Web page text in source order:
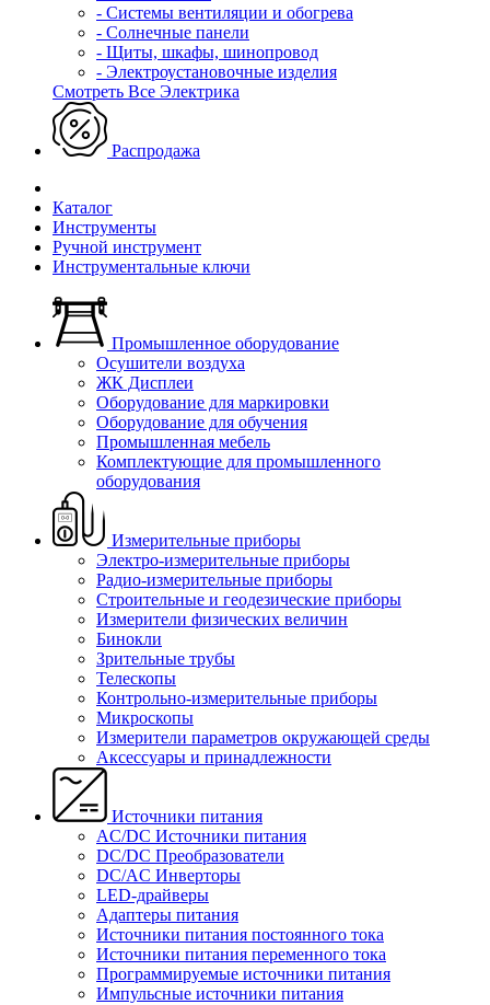
- Системы вентиляции и обогрева
- Солнечные панели
- Щиты, шкафы, шинопровод
- Электроустановочные изделия
Смотреть Все Электрика
Распродажа
Каталог
Инструменты
Ручной инструмент
Инструментальные ключи
Промышленное оборудование
Осушители воздуха
ЖК Дисплеи
Оборудование для маркировки
Оборудование для обучения
Промышленная мебель
Комплектующие для промышленного
оборудования
Измерительные приборы
Электро-измерительные приборы
Радио-измерительные приборы
Строительные и геодезические приборы
Измерители физических величин
Бинокли
Зрительные трубы
Телескопы
Контрольно-измерительные приборы
Микроскопы
Измерители параметров окружающей среды
Аксессуары и принадлежности
Источники питания
AC/DC Источники питания
DC/DC Преобразователи
DC/AC Инверторы
LED-драйверы
Адаптеры питания
Источники питания постоянного тока
Источники питания переменного тока
Программируемые источники питания
Импульсные источники питания